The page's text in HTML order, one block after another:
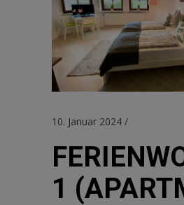
10. Januar 2024
1